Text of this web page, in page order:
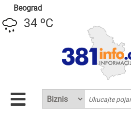
Beograd
34 ºC